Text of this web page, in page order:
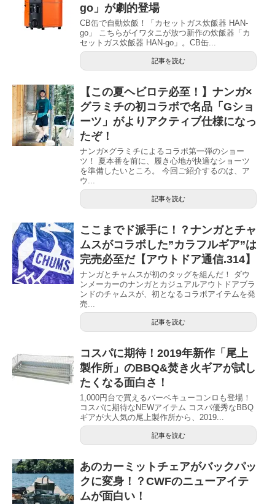
go」が劇的登場
CB缶で自動炊飯！「カセットガス炊飯器 HAN-
go」 こちらがイワタニが放つ新作の炊飯器「カ
セットガス炊飯器 HAN-go」。CB缶...
記事を読む
【この夏ヘビロテ必至！】ナンガ×
グラミチの初コラボで名品「Gショ
ーツ」がよりアクティブ仕様になっ
たぞ！
ナンガ×グラミチによるコラボ第一弾のショー
ツ！ 夏本番を前に、履き心地が快適なショーツ
を準備したいところ。 今回ご紹介するのは、ア
ウ...
記事を読む
ここまでド派手に！？ナンガとチャ
ムスがコラボした”カラフルギア”は
完売必至だ【アウトドア通信.314】
ナンガとチャムスが初のタッグを組んだ！ ダウ
ンメーカーのナンガとカジュアルアウトドアブラ
ンドのチャムスが、初となるコラボアイテムを発
売...
記事を読む
コスパに期待！2019年新作「尾上
製作所」のBBQ&焚き火ギアが試し
たくなる面白さ！
1,000円台で買えるバーベキューコンロも登場！
コスパに期待なNEWアイテム コスパ優秀なBBQ
ギアが大人気の尾上製作所から、2019...
記事を読む
あのカーミットチェアがバックパッ
クに変身！？CWFのニューアイテ
ムが面白い！